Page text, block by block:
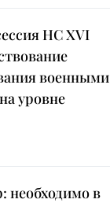
НС XVI
военными
уровне
в